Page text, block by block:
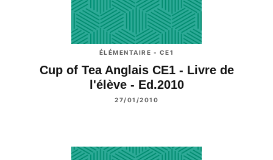
ÉLÉMENTAIRE - CE1
Cup of Tea Anglais CE1 - Livre de
l'élève - Ed.2010
27/01/2010